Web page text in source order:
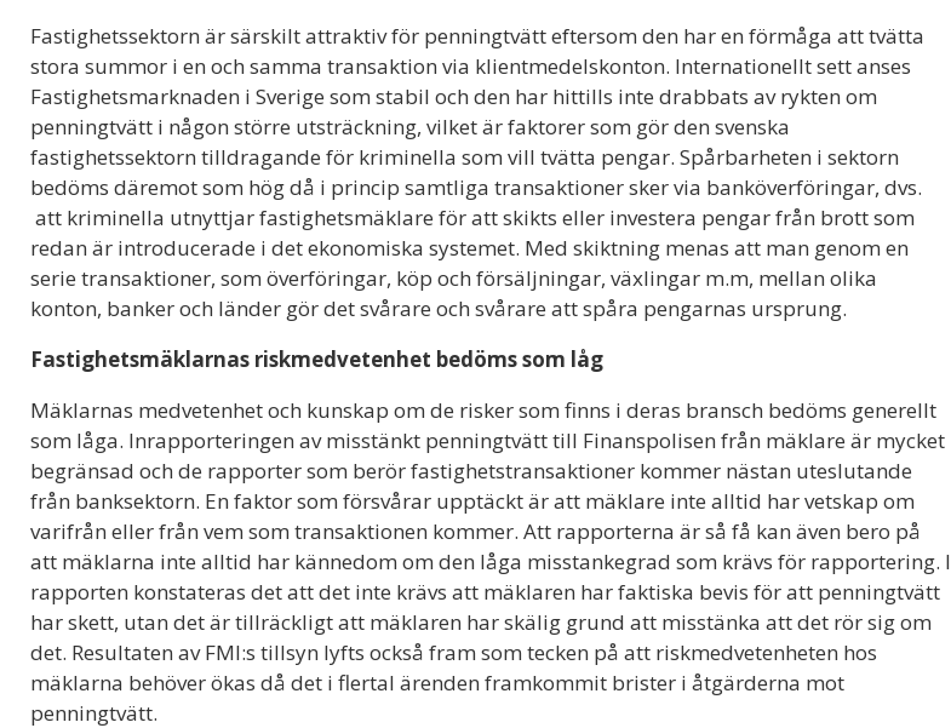
Fastighetssektorn är särskilt attraktiv för penningtvätt eftersom den har en förmåga att tvätta
stora summor i en och samma transaktion via klientmedelskonton. Internationellt sett anses
Fastighetsmarknaden i Sverige som stabil och den har hittills inte drabbats av rykten om
penningtvätt i någon större utsträckning, vilket är faktorer som gör den svenska
fastighetssektorn tilldragande för kriminella som vill tvätta pengar. Spårbarheten i sektorn
bedöms däremot som hög då i princip samtliga transaktioner sker via banköverföringar, dvs.
att kriminella utnyttjar fastighetsmäklare för att skikts eller investera pengar från brott som
redan är introducerade i det ekonomiska systemet. Med skiktning menas att man genom en
serie transaktioner, som överföringar, köp och försäljningar, växlingar m.m, mellan olika
konton, banker och länder gör det svårare och svårare att spåra pengarnas ursprung.
Fastighetsmäklarnas riskmedvetenhet bedöms som låg
Mäklarnas medvetenhet och kunskap om de risker som finns i deras bransch bedöms generellt
som låga. Inrapporteringen av misstänkt penningtvätt till Finanspolisen från mäklare är mycket
begränsad och de rapporter som berör fastighetstransaktioner kommer nästan uteslutande
från banksektorn. En faktor som försvårar upptäckt är att mäklare inte alltid har vetskap om
varifrån eller från vem som transaktionen kommer. Att rapporterna är så få kan även bero på
att mäklarna inte alltid har kännedom om den låga misstankegrad som krävs för rapportering. I
rapporten konstateras det att det inte krävs att mäklaren har faktiska bevis för att penningtvätt
har skett, utan det är tillräckligt att mäklaren har skälig grund att misstänka att det rör sig om
det. Resultaten av FMI:s tillsyn lyfts också fram som tecken på att riskmedvetenheten hos
mäklarna behöver ökas då det i flertal ärenden framkommit brister i åtgärderna mot
penningtvätt.